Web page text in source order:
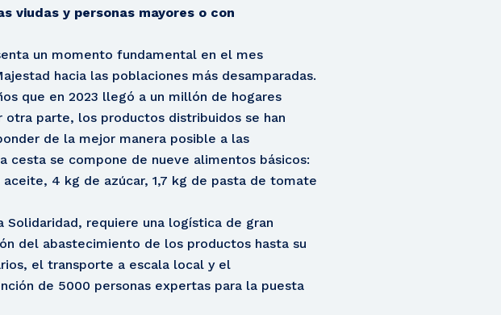
viudas y personas mayores o con
un momento fundamental en el mes
hacia las poblaciones más desamparadas.
que en 2023 llegó a un millón de hogares
parte, los productos distribuidos se han
de la mejor manera posible a las
cesta se compone de nueve alimentos básicos:
4 kg de azúcar, 1,7 kg de pasta de tomate
Solidaridad, requiere una logística de gran
del abastecimiento de los productos hasta su
el transporte a escala local y el
de 5000 personas expertas para la puesta